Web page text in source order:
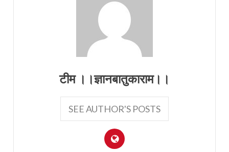
टीम ।।ज्ञानबातुकाराम।।
SEE AUTHOR'S POSTS